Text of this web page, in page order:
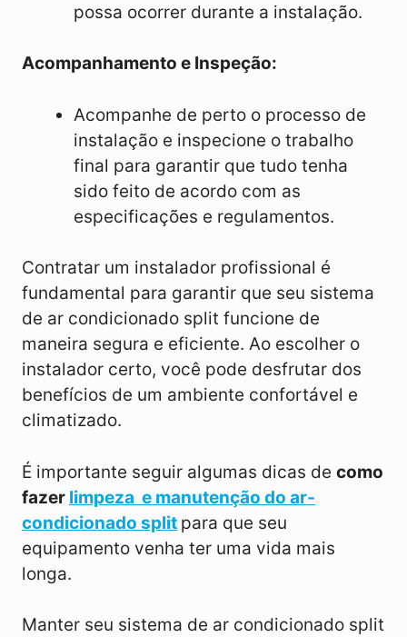
possa ocorrer durante a instalação.
Acompanhamento e Inspeção:
Acompanhe de perto o processo de
instalação e inspecione o trabalho
final para garantir que tudo tenha
sido feito de acordo com as
especificações e regulamentos.
Contratar um instalador profissional é
fundamental para garantir que seu sistema
de ar condicionado split funcione de
maneira segura e eficiente. Ao escolher o
instalador certo, você pode desfrutar dos
benefícios de um ambiente confortável e
climatizado.
É importante seguir algumas dicas de como
fazer limpeza e manutenção do ar-
condicionado split para que seu
equipamento venha ter uma vida mais
longa.
Manter seu sistema de ar condicionado split